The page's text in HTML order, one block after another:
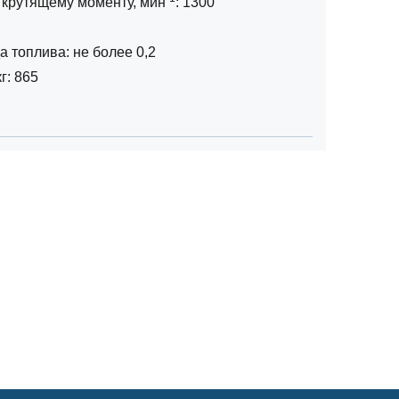
топлива: не более 0,2
865